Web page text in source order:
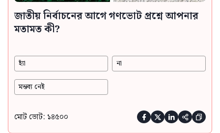
জাতীয় নির্বাচনের আগে গণভোট প্রশ্নে আপনার
মতামত কী?
হ্যাঁ না
মন্তব্য নেই
মোট ভোট: ১৪৫০০     